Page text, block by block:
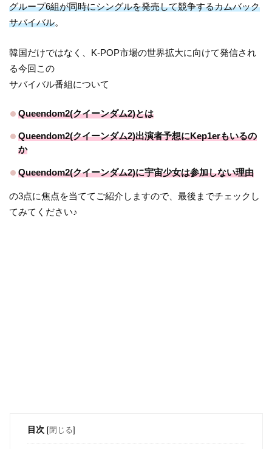
グループ6組が同時にシングルを発売して競争するカムバック
サバイバル。
韓国だけではなく、K-POP市場の世界拡大に向けて発信され
る今回この
サバイバル番組について
Queendom2(クイーンダム2)とは
Queendom2(クイーンダム2)出演者予想にKep1erもいるの
か
Queendom2(クイーンダム2)に宇宙少女は参加しない理由
の3点に焦点を当ててご紹介しますので、最後までチェックし
てみてください♪
目次 [閉じる]